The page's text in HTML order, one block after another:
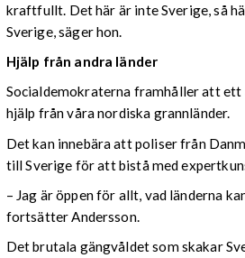
kraftfullt. Det här är inte Sverige, så
Sverige, säger hon.
Hjälp från andra länder
Socialdemokraterna framhåller att
hjälp från våra nordiska grannländer.
Det kan innebära att poliser från
till Sverige för att bistå med
– Jag är öppen för allt, vad länderna
fortsätter Andersson.
Det brutala gängvåldet som skakar